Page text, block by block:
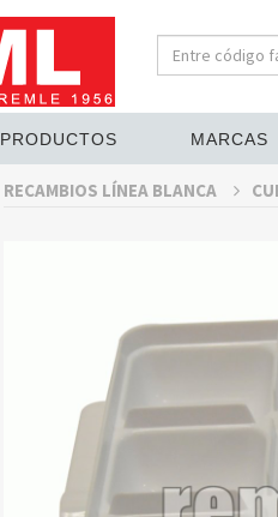
PRODUCTOS MARCAS
RECAMBIOS LÍNEA BLANCA